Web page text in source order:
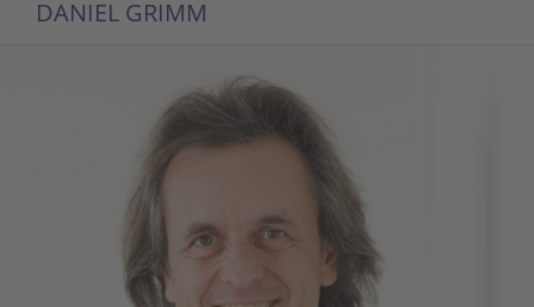
DANIEL GRIMM